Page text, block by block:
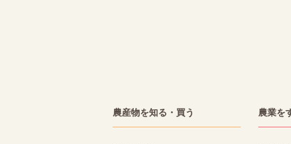
農産物を知る・買う 農業を